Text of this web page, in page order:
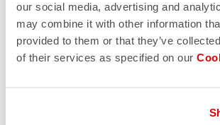
our social media, advertising and
may combine it with other information
provided to them or that they’ve
of their services as specified on our